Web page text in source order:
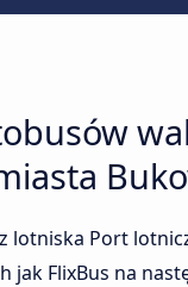
Port
FlixBus na